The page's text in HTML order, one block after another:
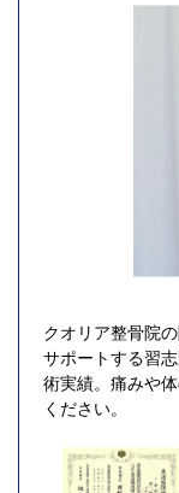
クオリア整骨院
サポートする習
術実績。痛みや
ください。